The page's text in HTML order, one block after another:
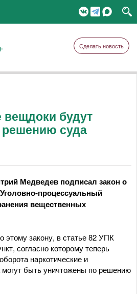
Сделать новость
вещдоки будут
решению суда
Медведев подписал закон о
процессуальный
вещественных
этому закону, в статье 82 УПК
согласно которому теперь
наркотические и
быть уничтожены по решению